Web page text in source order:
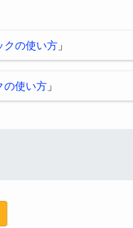
クの使い方 」
の使い方 」